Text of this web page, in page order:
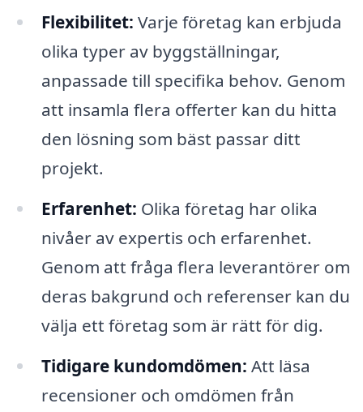
Flexibilitet: Varje företag kan erbjuda
olika typer av byggställningar,
anpassade till specifika behov. Genom
att insamla flera offerter kan du hitta
den lösning som bäst passar ditt
projekt.
Erfarenhet: Olika företag har olika
nivåer av expertis och erfarenhet.
Genom att fråga flera leverantörer om
deras bakgrund och referenser kan du
välja ett företag som är rätt för dig.
Tidigare kundomdömen: Att läsa
recensioner och omdömen från